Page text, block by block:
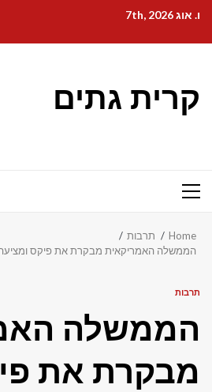
content
ו. אוג 7th, 2026
קרית גתים
Primary
Home
תרבות
הממשלה האמריקאית מבקרת את פיקס ומציעה מכסים של
תרבות
הממשלה
מבקרת את